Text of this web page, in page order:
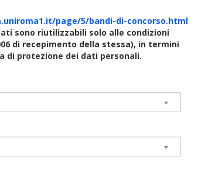
page/5/bandi-di-concorso.html
sono riutilizzabili solo alle condizioni
di recepimento della stessa), in termini
di protezione dei dati personali.